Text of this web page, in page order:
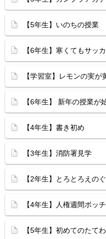
【5年生】いのちの授業
【6年生】寒くてもサッ
【学習室】レモンの実
【6年生】 新年の授業が
【4年生】書き初め
【3年生】消防署見学
【2年生】とろとろえのぐ
【4年生】人権週間ボッ
【5年生】初めてのたて